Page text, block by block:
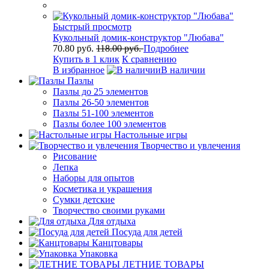
Быстрый просмотр
Кукольный домик-конструктор "Любава"
70.80 руб. 118.00 руб.Подробнее
Купить в 1 клик К сравнению
В избранное
В наличии
Пазлы
Пазлы до 25 элементов
Пазлы 26-50 элементов
Пазлы 51-100 элементов
Пазлы более 100 элементов
Настольные игры
Творчество и увлечения
Рисование
Лепка
Наборы для опытов
Косметика и украшения
Сумки детские
Творчество своими руками
Для отдыха
Посуда для детей
Канцтовары
Упаковка
ЛЕТНИЕ ТОВАРЫ